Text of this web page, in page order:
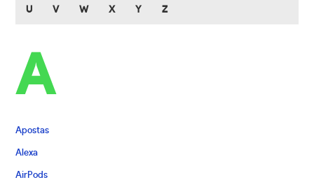
U V W X Y Z
A
Apostas
Alexa
AirPods